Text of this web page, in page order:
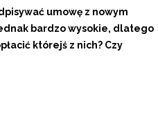
umowę z nowym
bardzo wysokie, dlatego
którejś z nich? Czy